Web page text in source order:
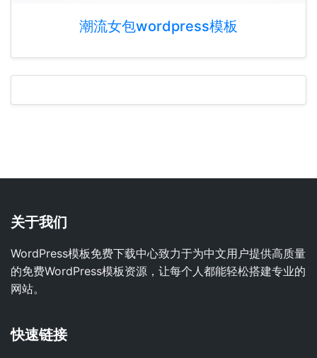
潮流女包wordpress模板
关于我们
WordPress模板免费下载中心致力于为中文用户提供高质量
的免费WordPress模板资源，让每个人都能轻松搭建专业的
网站。
快速链接